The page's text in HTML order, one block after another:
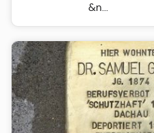
&n...